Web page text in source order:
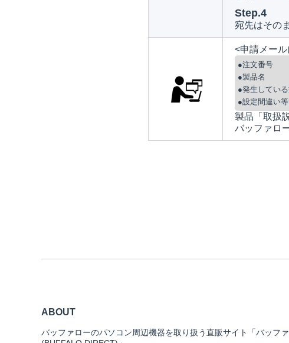
Step.4
宛先はその
<申請メー
●注文番号
●製品名
●発生してい
●設定間違い
製品「取扱
バッファロ
ABOUT
バッファローのパソコン周辺機器を取り扱う直販サイト「バッフ